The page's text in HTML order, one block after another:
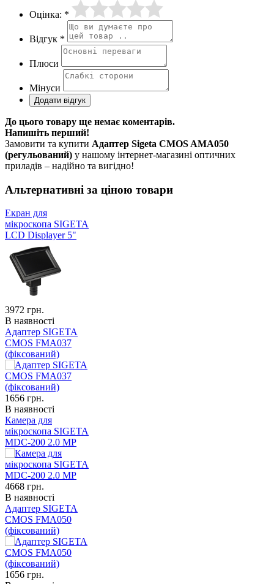
Оцінка: *
Відгук *
Плюси
Мінуси
До цього товару ще немає коментарів.
Напишіть перший!
Замовити та купити Адаптер Sigeta CMOS AMA050
(регульований) у нашому інтернет-магазині оптичних
приладів – надійно та вигідно!
Альтернативні за ціною товари
Екран для
мікроскопа SIGETA
LCD Displayer 5"
3972 грн.
В наявності
Адаптер SIGETA
CMOS FMA037
(фіксований)
1656 грн.
В наявності
Камера для
мікроскопа SIGETA
MDC-200 2.0 MP
4668 грн.
В наявності
Адаптер SIGETA
CMOS FMA050
(фіксований)
1656 грн.